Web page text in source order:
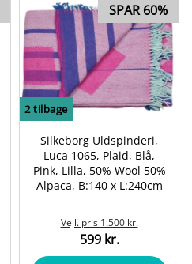
2 tilbage
SPAR 60%
Silkeborg Uldspinderi,
Luca 1065, Plaid, Blå,
Pink, Lilla, 50% Wool 50%
Alpaca, B:140 x L:240cm
Vejl. pris 1.500 kr.
599 kr.